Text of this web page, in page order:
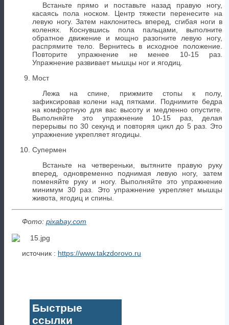
Встаньте прямо и поставьте назад правую ногу,
касаясь пола носком. Центр тяжести перенесите на
левую ногу. Затем наклонитесь вперед, сгибая ноги в
коленях. Коснувшись пола пальцами, выполните
обратное движение и мощно разогните левую ногу,
распрямите тело. Вернитесь в исходное положение.
Повторите упражнение не менее 10-15 раз.
Упражнение развивает мышцы ног и ягодиц.
Мост
Лежа на спине, прижмите стопы к полу,
зафиксировав колени над пятками. Поднимите бедра
на комфортную для вас высоту и медленно опустите.
Выполняйте это упражнение 10-15 раз, делая
перерывы по 30 секунд и повторяя цикл до 5 раз. Это
упражнение укрепляет ягодицы.
Супермен
Встаньте на четвереньки, вытяните правую руку
вперед, одновременно поднимая левую ногу, затем
поменяйте руку и ногу. Выполняйте это упражнение
минимум 30 раз. Это упражнение укрепляет мышцы
живота, ягодиц и спины.
Фото: pixabay.com
источник : https://www.takzdorovo.ru
Быстрые
ссылки